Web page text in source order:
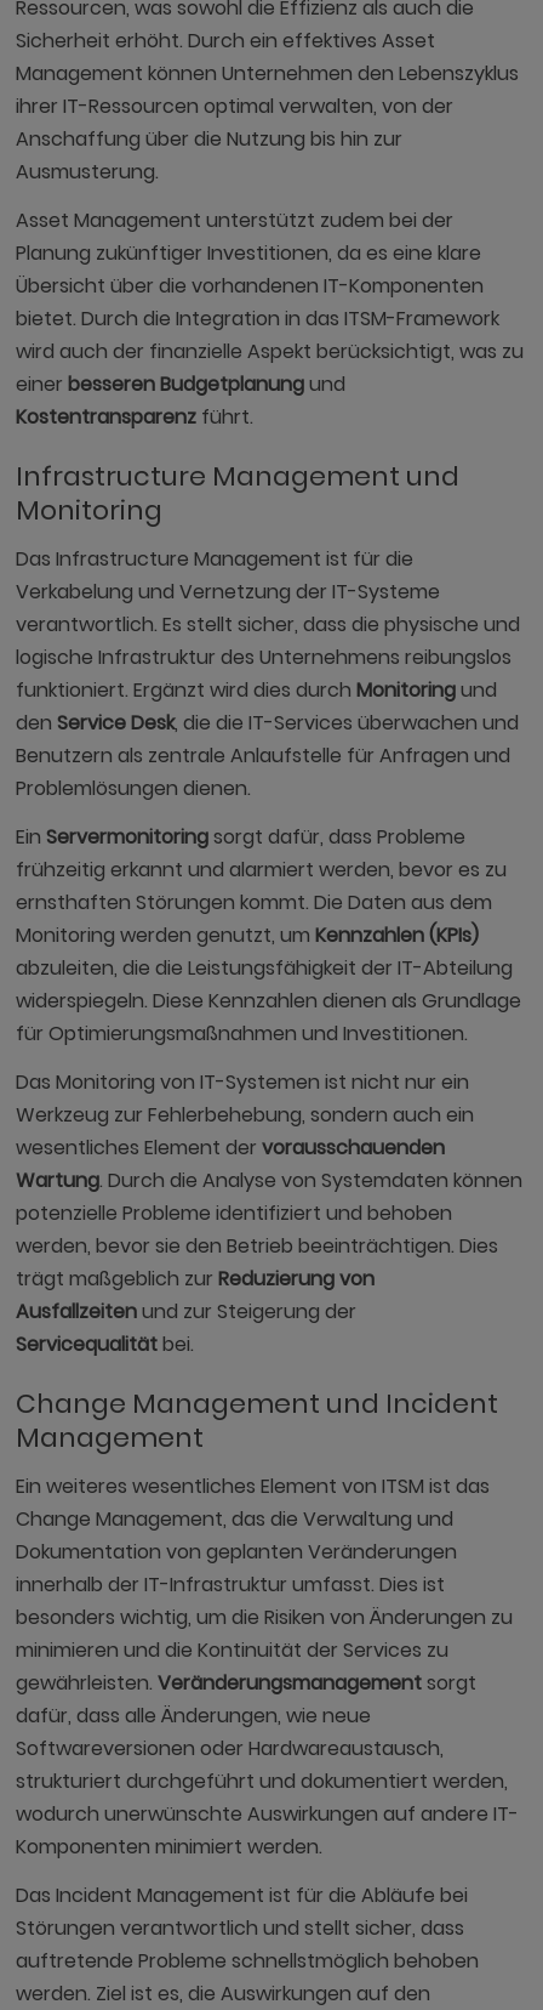
Ressourcen, was sowohl die Effizienz als auch die
Sicherheit erhöht. Durch ein effektives Asset
Management können Unternehmen den Lebenszyklus
ihrer IT-Ressourcen optimal verwalten, von der
Anschaffung über die Nutzung bis hin zur
Ausmusterung.
Asset Management unterstützt zudem bei der
Planung zukünftiger Investitionen, da es eine klare
Übersicht über die vorhandenen IT-Komponenten
bietet. Durch die Integration in das ITSM-Framework
wird auch der finanzielle Aspekt berücksichtigt, was zu
einer besseren Budgetplanungund
Kostentransparenzführt.
Infrastructure Management und
Monitoring
Das Infrastructure Management ist für die
Verkabelung und Vernetzung der IT-Systeme
verantwortlich. Es stellt sicher, dass die physische und
logische Infrastruktur des Unternehmens reibungslos
funktioniert. Ergänzt wird dies durch Monitoringund
den Service Desk, die die IT-Services überwachen und
Benutzern als zentrale Anlaufstelle für Anfragen und
Problemlösungen dienen.
Ein Servermonitoringsorgt dafür, dass Probleme
frühzeitig erkannt und alarmiert werden, bevor es zu
ernsthaften Störungen kommt. Die Daten aus dem
Monitoring werden genutzt, um Kennzahlen (KPIs)
abzuleiten, die die Leistungsfähigkeit der IT-Abteilung
widerspiegeln. Diese Kennzahlen dienen als Grundlage
für Optimierungsmaßnahmen und Investitionen.
Das Monitoring von IT-Systemen ist nicht nur ein
Werkzeug zur Fehlerbehebung, sondern auch ein
wesentliches Element der vorausschauenden
Wartung. Durch die Analyse von Systemdaten können
potenzielle Probleme identifiziert und behoben
werden, bevor sie den Betrieb beeinträchtigen. Dies
trägt maßgeblich zur Reduzierung von
Ausfallzeitenund zur Steigerung der
Servicequalitätbei.
Change Management und Incident
Management
Ein weiteres wesentliches Element von ITSM ist das
Change Management, das die Verwaltung und
Dokumentation von geplanten Veränderungen
innerhalb der IT-Infrastruktur umfasst. Dies ist
besonders wichtig, um die Risiken von Änderungen zu
minimieren und die Kontinuität der Services zu
gewährleisten. Veränderungsmanagementsorgt
dafür, dass alle Änderungen, wie neue
Softwareversionen oder Hardwareaustausch,
strukturiert durchgeführt und dokumentiert werden,
wodurch unerwünschte Auswirkungen auf andere IT-
Komponenten minimiert werden.
Das Incident Management ist für die Abläufe bei
Störungen verantwortlich und stellt sicher, dass
auftretende Probleme schnellstmöglich behoben
werden. Ziel ist es, die Auswirkungen auf den